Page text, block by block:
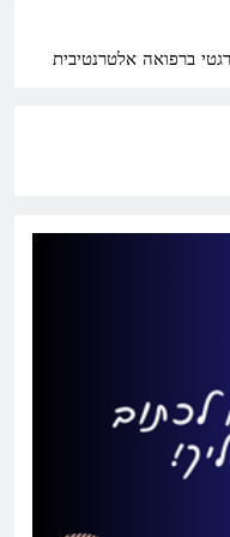
ברפואה אלטרנטיבית